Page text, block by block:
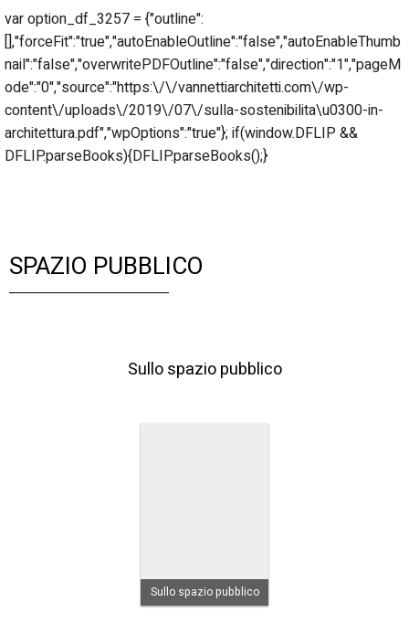
var option_df_3257 = {"outline":
[],"forceFit":"true","autoEnableOutline":"false","autoEnableThumb
nail":"false","overwritePDFOutline":"false","direction":"1","pageM
ode":"0","source":"https:\/\/vannettiarchitetti.com\/wp-
content\/uploads\/2019\/07\/sulla-sostenibilita\u0300-in-
architettura.pdf","wpOptions":"true"}; if(window.DFLIP &&
DFLIP.parseBooks){DFLIP.parseBooks();}
SPAZIO PUBBLICO
Sullo spazio pubblico
Sullo spazio pubblico